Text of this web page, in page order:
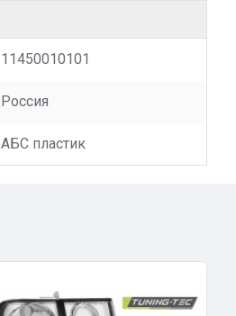
11450010101
Россия
АБС пластик